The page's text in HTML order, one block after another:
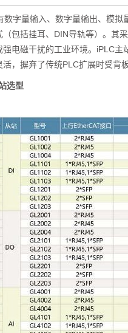
数字量输入、数字量输出、模拟
（包括挂耳、DIN导轨等）。其
强电磁干扰的工业环境。iPLC
，摒弃了传统PLC扩展时受背
选型